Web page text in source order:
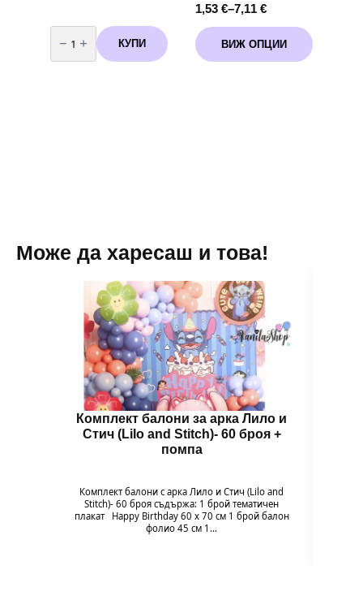
количество
за
Балони
латекс
КУПИ
1,53 €–7,11 €
Price
range:
1,53 €
through
ВИЖ ОПЦИИ
This
product
has
Може да харесаш и това!
Комплект балони за арка Лило и
Стич (Lilo and Stitch)- 60 броя +
помпа
Комплект балони с арка Лило и Стич (Lilo and
Stitch)- 60 броя съдържа: 1 брой тематичен
плакат Happy Birthday 60 х 70 см 1 брой балон
фолио 45 см 1…